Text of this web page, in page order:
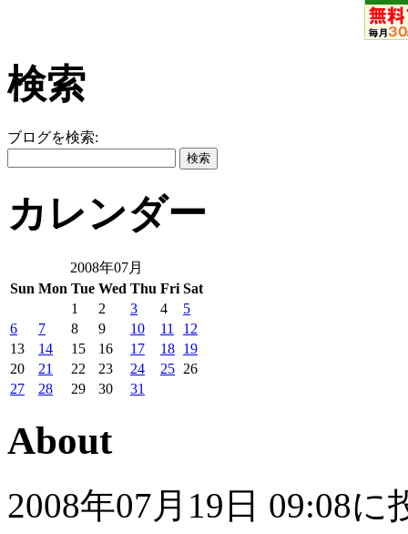
検索
ブログを検索:
カレンダー
2008年07月
Sun Mon Tue Wed Thu Fri Sat
1
2 3 4
5
6
7 8 9 10 11
12
13
14 15 16 17 18 19
20
21 22 23 24 25 26
27
28 29 30 31
About
2008年07月19日 09:08